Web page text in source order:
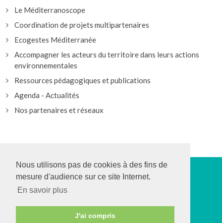
Nous utilisons pas de cookies à des fins de
mesure d'audience sur ce site Internet.
En savoir plus
J'ai compris
Le Méditerranoscope
Coordination de projets multipartenaires
Ecogestes Méditerranée
Accompagner les acteurs du territoire dans leurs actions
environnementales
Ressources pédagogiques et publications
Agenda - Actualités
Nos partenaires et réseaux
© CPIE Îles de Lérins et Pays d’Azur